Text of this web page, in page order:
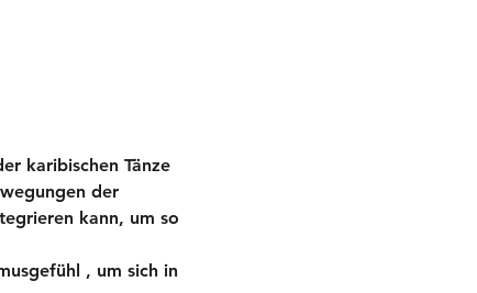
karibischen Tänze
der
kann, um so
, um sich in